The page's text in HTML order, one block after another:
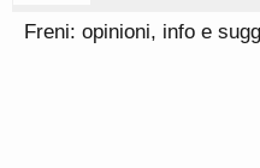
Freni: opinioni, info e